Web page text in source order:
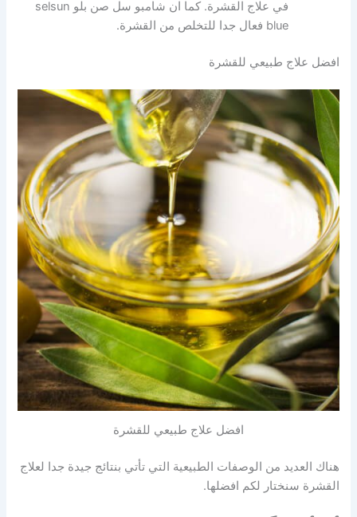
في علاج القشرة. كما ان شامبو سل صن بلو selsun
blue فعال جدا للتخلص من القشرة.
افضل علاج طبيعي للقشرة
افضل علاج طبيعي للقشرة
هناك العديد من الوصفات الطبيعية التي تأتي بنتائج جيدة جدا لعلاج
القشرة سنختار لكم افضلها.